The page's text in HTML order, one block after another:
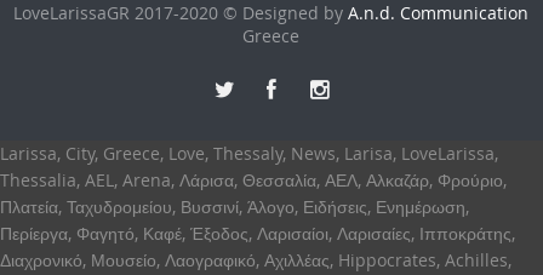
LoveLarissaGR 2017-2020 © Designed byA.n.d. Communication
Greece
Larissa, City, Greece, Love, Thessaly, News, Larisa, LoveLarissa,
Thessalia, AEL, Arena, Λάρισα, Θεσσαλία, ΑΕΛ, Αλκαζάρ, Φρούριο,
Πλατεία, Ταχυδρομείου, Βυσσινί, Άλογο, Ειδήσεις, Ενημέρωση,
Περίεργα, Φαγητό, Καφέ, Έξοδος, Λαρισαίοι, Λαρισαίες, Ιπποκράτης,
Διαχρονικό, Μουσείο, Λαογραφικό, Αχιλλέας, Hippocrates, Achilles,